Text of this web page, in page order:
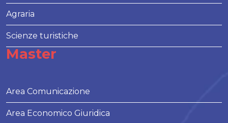
Agraria
Scienze turistiche
Master
Area Comunicazione
Area Economico Giuridica